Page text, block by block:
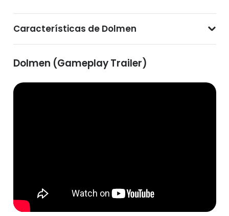
Características de Dolmen
Dolmen (Gameplay Trailer)